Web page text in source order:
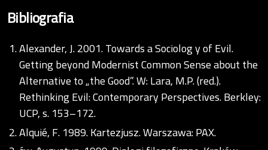
Bibliografia
Alexander, J. 2001. Towards a Sociolog y of Evil.
Getting beyond Modernist Common Sense about the
Alternative to „the Good”. W: Lara, M.P. (red.).
Rethinking Evil: Contemporary Perspectives. Berkley:
UCP, s. 153–172.
Alquié, F. 1989. Kartezjusz. Warszawa: PAX.